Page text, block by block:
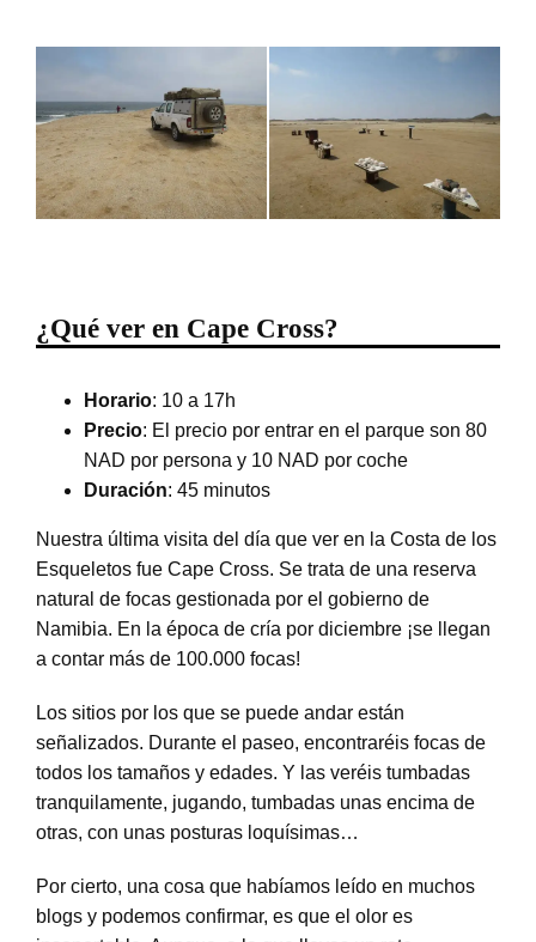
¿Qué ver en Cape Cross?
Horario: 10 a 17h
Precio: El precio por entrar en el parque son 80
NAD por persona y 10 NAD por coche
Duración: 45 minutos
Nuestra última visita del día que ver en la Costa de los
Esqueletos fue Cape Cross. Se trata de una reserva
natural de focas gestionada por el gobierno de
Namibia. En la época de cría por diciembre ¡se llegan
a contar más de 100.000 focas!
Los sitios por los que se puede andar están
señalizados. Durante el paseo, encontraréis focas de
todos los tamaños y edades. Y las veréis tumbadas
tranquilamente, jugando, tumbadas unas encima de
otras, con unas posturas loquísimas…
Por cierto, una cosa que habíamos leído en muchos
blogs y podemos confirmar, es que el olor es